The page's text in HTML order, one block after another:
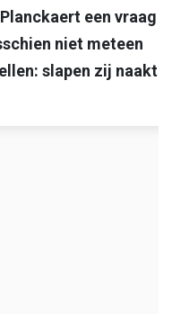
een vraag
niet meteen
slapen zij naakt